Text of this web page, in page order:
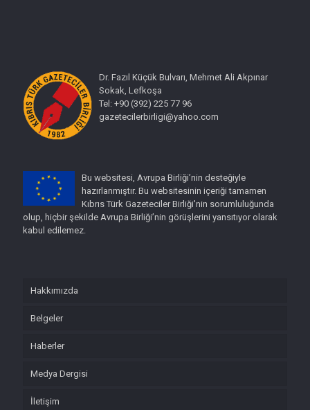
Dr. Fazıl Küçük Bulvarı, Mehmet Ali Akpınar
Sokak, Lefkoşa
Tel: +90 (392) 225 77 96
gazetecilerbirligi@yahoo.com
Bu websitesi, Avrupa Birliği’nin desteğiyle
hazırlanmıştır. Bu websitesinin içeriği tamamen
Kıbrıs Türk Gazeteciler Birliği'nin sorumluluğunda
olup, hiçbir şekilde Avrupa Birliği’nin görüşlerini yansıtıyor olarak
kabul edilemez.
Hakkımızda
Belgeler
Haberler
Medya Dergisi
İletişim